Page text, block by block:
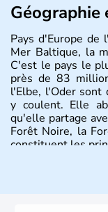
Géographie
Pays d'Europe
Mer Baltique, la
C'est le pays le
près de 83
l'Elbe, l'Oder sont
y coulent. Elle
qu'elle partage
Forêt Noire, la
constituent les